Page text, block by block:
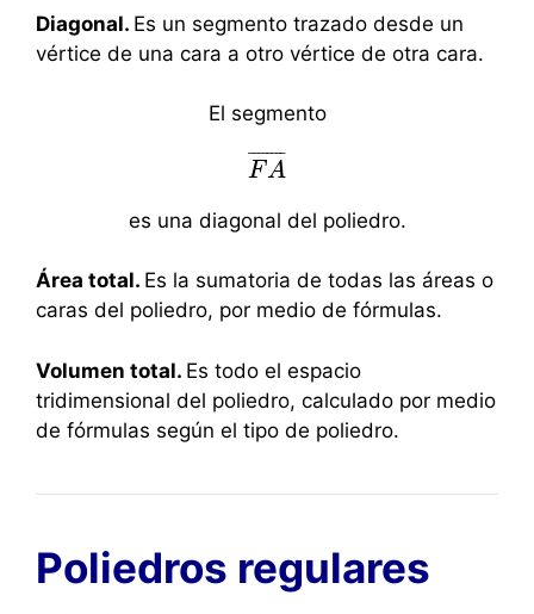
Diagonal. Es un segmento trazado desde un
vértice de una cara a otro vértice de otra cara.
El segmento
F A
¯ ¯
¯¯¯¯¯¯
FA¯
es una diagonal del poliedro.
Área total. Es la sumatoria de todas las áreas o
caras del poliedro, por medio de fórmulas.
Volumen total. Es todo el espacio
tridimensional del poliedro, calculado por medio
de fórmulas según el tipo de poliedro.
Poliedros regulares